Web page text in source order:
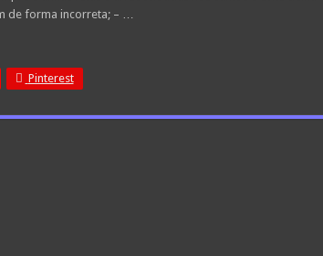
de forma incorreta; – …
Pinterest